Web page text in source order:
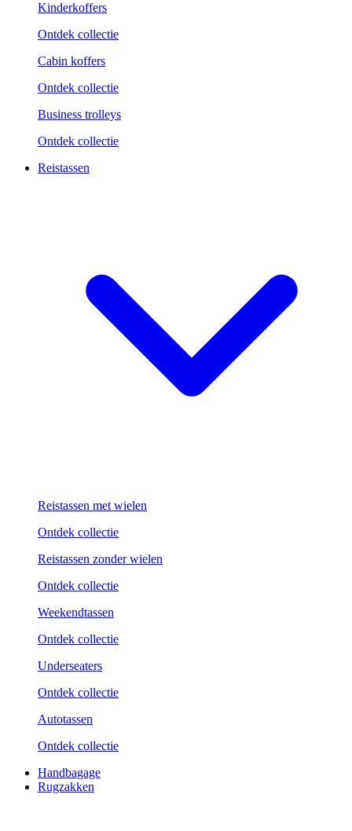
Kinderkoffers
Ontdek collectie
Cabin koffers
Ontdek collectie
Business trolleys
Ontdek collectie
Reistassen
Reistassen met wielen
Ontdek collectie
Reistassen zonder wielen
Ontdek collectie
Weekend­tassen
Ontdek collectie
Underseaters
Ontdek collectie
Autotassen
Ontdek collectie
Handbagage
Rugzakken